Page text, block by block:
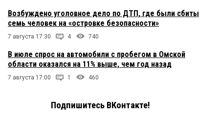
Возбуждено уголовное дело по ДТП, где были сбиты
семь человек на «островке безопасности»
7 августа 17:30 4 740
В июле спрос на автомобили с пробегом в Омской
области оказался на 11% выше, чем год назад
7 августа 17:00 1 460
Подпишитесь ВКонтакте!